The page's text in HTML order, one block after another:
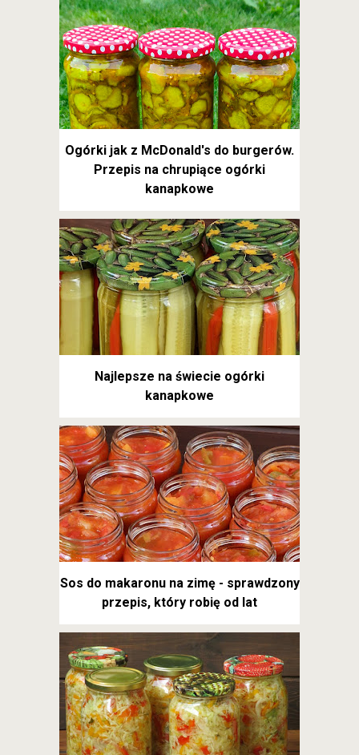
Ogórki jak z McDonald's do burgerów.
Przepis na chrupiące ogórki
kanapkowe
Najlepsze na świecie ogórki
kanapkowe
Sos do makaronu na zimę - sprawdzony
przepis, który robię od lat